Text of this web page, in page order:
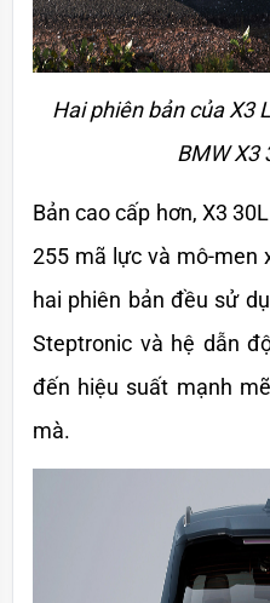
Hai phiên bản của X3
BMW X3
Bản cao cấp hơn, X3
255 mã lực và mô-men
hai phiên bản đều sử
Steptronic và hệ dẫn
đến hiệu suất mạnh
mà.